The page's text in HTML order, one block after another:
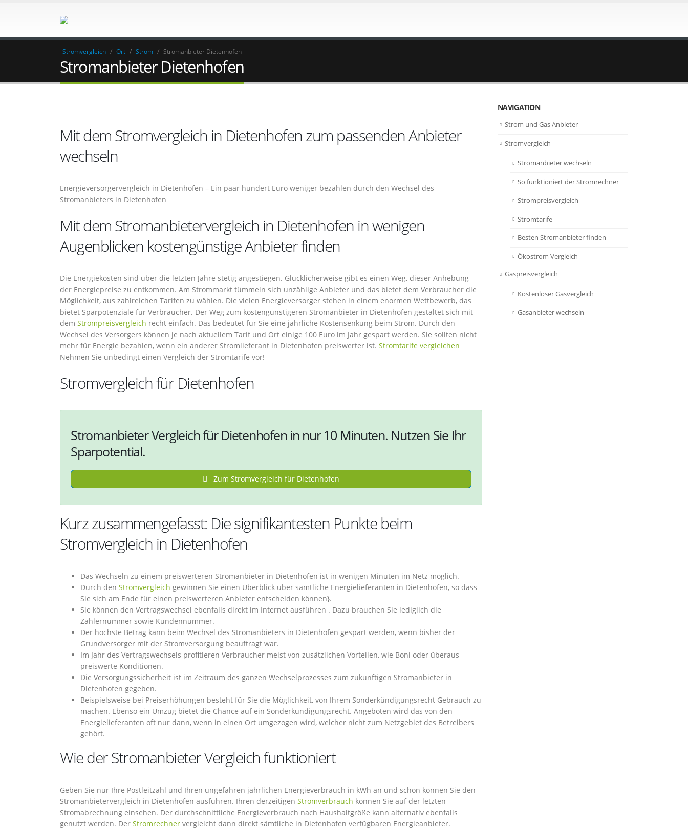
Stromvergleich / Ort / Strom / Stromanbieter Dietenhofen
Stromanbieter Dietenhofen
Mit dem Stromvergleich in Dietenhofen zum passenden Anbieter
wechseln
Energieversorgervergleich in Dietenhofen – Ein paar hundert Euro weniger bezahlen durch den Wechsel des
Stromanbieters in Dietenhofen
Mit dem Stromanbietervergleich in Dietenhofen in wenigen
Augenblicken kostengünstige Anbieter finden
Die Energiekosten sind über die letzten Jahre stetig angestiegen. Glücklicherweise gibt es einen Weg, dieser Anhebung
der Energiepreise zu entkommen. Am Strommarkt tümmeln sich unzählige Anbieter und das bietet dem Verbraucher die
Möglichkeit, aus zahlreichen Tarifen zu wählen. Die vielen Energieversorger stehen in einem enormen Wettbewerb, das
bietet Sparpotenziale für Verbraucher. Der Weg zum kostengünstigeren Stromanbieter in Dietenhofen gestaltet sich mit
dem Strompreisvergleich recht einfach. Das bedeutet für Sie eine jährliche Kostensenkung beim Strom. Durch den
Wechsel des Versorgers können je nach aktuellem Tarif und Ort einige 100 Euro im Jahr gespart werden. Sie sollten nicht
mehr für Energie bezahlen, wenn ein anderer Stromlieferant in Dietenhofen preiswerter ist. Stromtarife vergleichen
Nehmen Sie unbedingt einen Vergleich der Stromtarife vor!
Stromvergleich für Dietenhofen
Stromanbieter Vergleich für Dietenhofen in nur 10 Minuten. Nutzen Sie Ihr
Sparpotential.
Zum Stromvergleich für Dietenhofen
Kurz zusammengefasst: Die signifikantesten Punkte beim
Stromvergleich in Dietenhofen
Das Wechseln zu einem preiswerteren Stromanbieter in Dietenhofen ist in wenigen Minuten im Netz möglich.
Durch den Stromvergleich gewinnen Sie einen Überblick über sämtliche Energielieferanten in Dietenhofen, so dass
Sie sich am Ende für einen preiswerteren Anbieter entscheiden können}.
Sie können den Vertragswechsel ebenfalls direkt im Internet ausführen . Dazu brauchen Sie lediglich die
Zählernummer sowie Kundennummer.
Der höchste Betrag kann beim Wechsel des Stromanbieters in Dietenhofen gespart werden, wenn bisher der
Grundversorger mit der Stromversorgung beauftragt war.
Im Jahr des Vertragswechsels profitieren Verbraucher meist von zusätzlichen Vorteilen, wie Boni oder überaus
preiswerte Konditionen.
Die Versorgungssicherheit ist im Zeitraum des ganzen Wechselprozesses zum zukünftigen Stromanbieter in
Dietenhofen gegeben.
Beispielsweise bei Preiserhöhungen besteht für Sie die Möglichkeit, von Ihrem Sonderkündigungsrecht Gebrauch zu
machen. Ebenso ein Umzug bietet die Chance auf ein Sonderkündigungsrecht. Angeboten wird das von den
Energielieferanten oft nur dann, wenn in einen Ort umgezogen wird, welcher nicht zum Netzgebiet des Betreibers
gehört.
Wie der Stromanbieter Vergleich funktioniert
Geben Sie nur Ihre Postleitzahl und Ihren ungefähren jährlichen Energieverbrauch in kWh an und schon können Sie den
Stromanbietervergleich in Dietenhofen ausführen. Ihren derzeitigen Stromverbrauch können Sie auf der letzten
Stromabrechnung einsehen. Der durchschnittliche Energieverbrauch nach Haushaltgröße kann alternativ ebenfalls
genutzt werden. Der Stromrechner vergleicht dann direkt sämtliche in Dietenhofen verfügbaren Energieanbieter.
NAVIGATION
Strom und Gas Anbieter
Stromvergleich
Stromanbieter wechseln
So funktioniert der Stromrechner
Strompreisvergleich
Stromtarife
Besten Stromanbieter finden
Ökostrom Vergleich
Gaspreisvergleich
Kostenloser Gasvergleich
Gasanbieter wechseln